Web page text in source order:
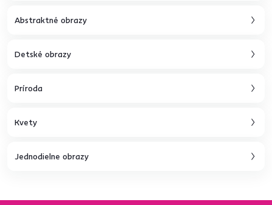
Abstraktné obrazy
Detské obrazy
Príroda
Kvety
Jednodielne obrazy